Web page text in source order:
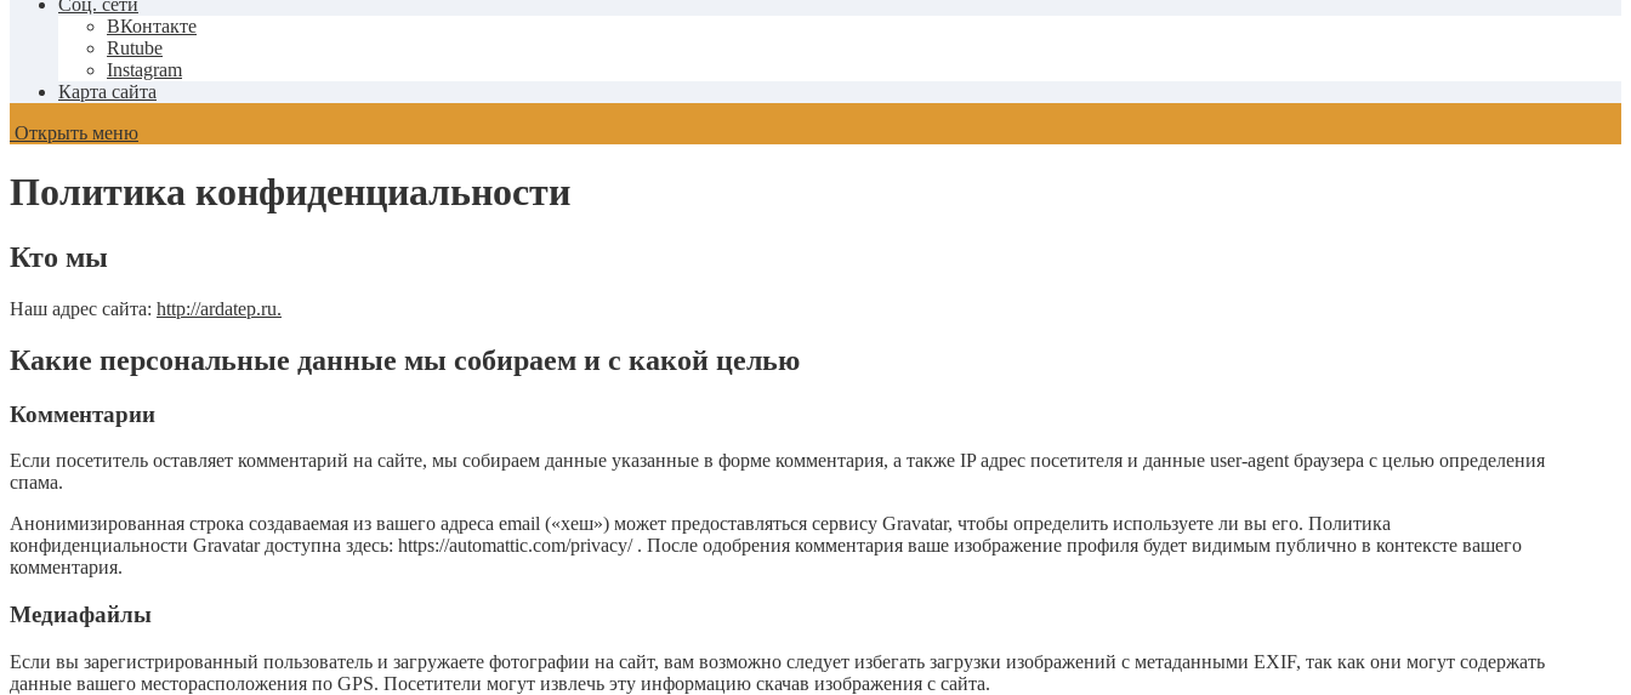
Соц. сети
ВКонтакте
Rutube
Instagram
Карта сайта
Открыть меню
Политика конфиденциальности
Кто мы
Наш адрес сайта: http://ardatep.ru.
Какие персональные данные мы собираем и с какой целью
Комментарии
Если посетитель оставляет комментарий на сайте, мы собираем данные указанные в форме комментария, а также IP адрес посетителя и данные user-agent браузера с целью определения
спама.
Анонимизированная строка создаваемая из вашего адреса email («хеш») может предоставляться сервису Gravatar, чтобы определить используете ли вы его. Политика
конфиденциальности Gravatar доступна здесь: https://automattic.com/privacy/ . После одобрения комментария ваше изображение профиля будет видимым публично в контексте вашего
комментария.
Медиафайлы
Если вы зарегистрированный пользователь и загружаете фотографии на сайт, вам возможно следует избегать загрузки изображений с метаданными EXIF, так как они могут содержать
данные вашего месторасположения по GPS. Посетители могут извлечь эту информацию скачав изображения с сайта.